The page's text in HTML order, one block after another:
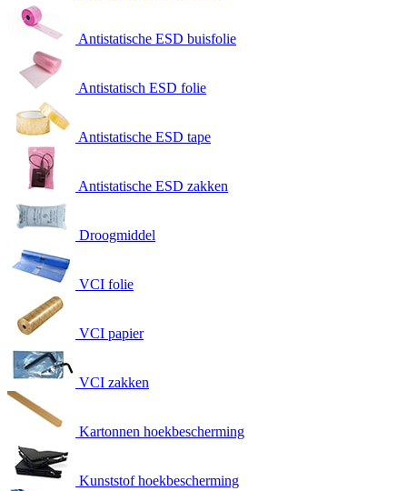
Antistatische ESD buisfolie
Antistatisch ESD folie
Antistatische ESD tape
Antistatische ESD zakken
Droogmiddel
VCI folie
VCI papier
VCI zakken
Kartonnen hoekbescherming
Kunststof hoekbescherming